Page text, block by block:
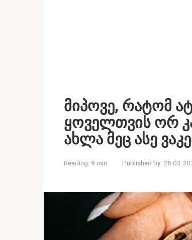
მიპოვე, რატომ
ყოველთვის ორ
ახლა მეც ასე
Reading: 9 min Published by: